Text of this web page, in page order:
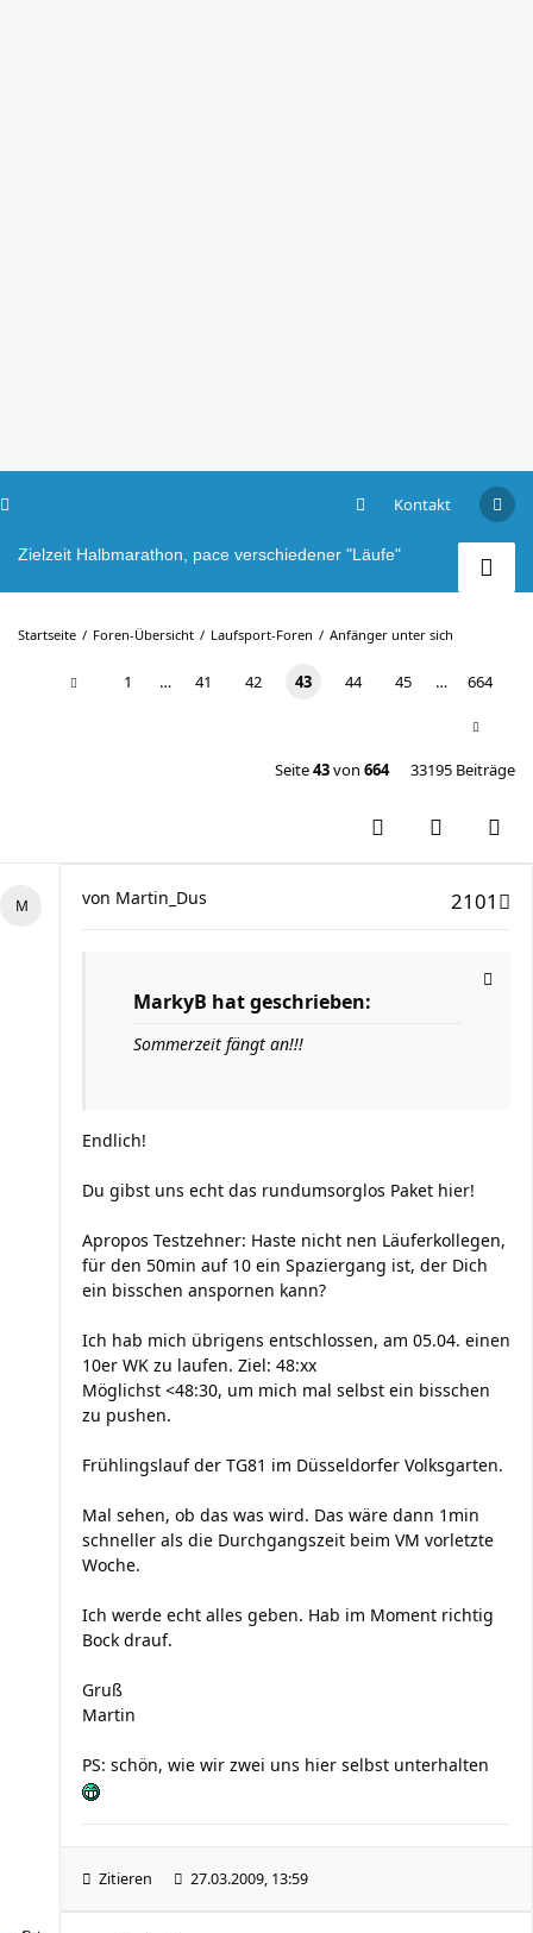
Kontakt
Zielzeit Halbmarathon, pace verschiedener "Läufe"
Startseite Foren-Übersicht Laufsport-Foren Anfänger unter sich
1 … 41 42 43 44 45 … 664
Seite43von 664 33195 Beiträge
2101
von Martin_Dus
MarkyB hat geschrieben:
Sommerzeit fängt an!!!
Endlich!
Du gibst uns echt das rundumsorglos Paket hier!
Apropos Testzehner: Haste nicht nen Läuferkollegen,
für den 50min auf 10 ein Spaziergang ist, der Dich
ein bisschen anspornen kann?
Ich hab mich übrigens entschlossen, am 05.04. einen
10er WK zu laufen. Ziel: 48:xx
Möglichst <48:30, um mich mal selbst ein bisschen
zu pushen.
Frühlingslauf der TG81 im Düsseldorfer Volksgarten.
Mal sehen, ob das was wird. Das wäre dann 1min
schneller als die Durchgangszeit beim VM vorletzte
Woche.
Ich werde echt alles geben. Hab im Moment richtig
Bock drauf.
Gruß
Martin
PS: schön, wie wir zwei uns hier selbst unterhalten
Zitieren 27.03.2009, 13:59